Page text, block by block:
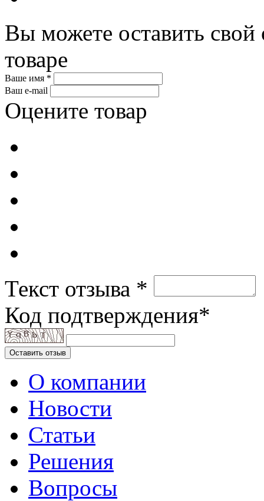
Вы можете оставить свой
товаре
Ваше имя *
Ваш e-mail
Оцените товар
Текст отзыва *
Код подтверждения*
Оставить отзыв
О компании
Новости
Статьи
Решения
Вопросы